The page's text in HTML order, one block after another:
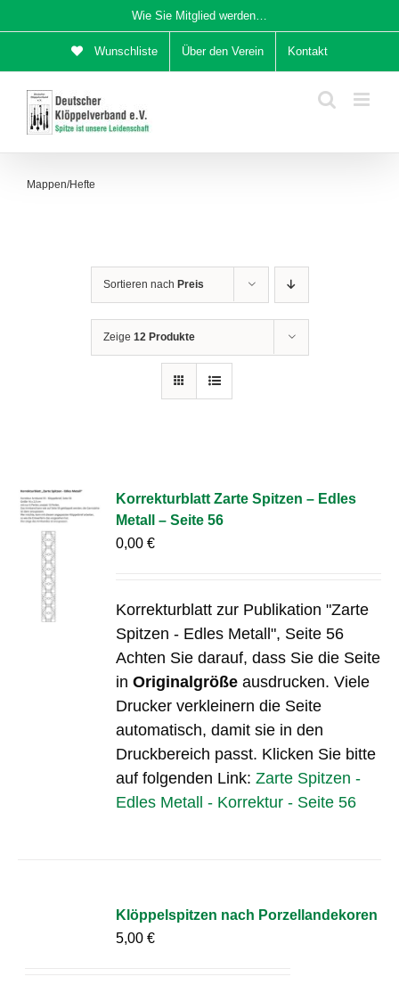
Inhalt
Wie Sie Mitglied werden…
Wunschliste Über den Verein Kontakt
Mappen/Hefte
Sortieren nach Preis
Zeige 12 Produkte
Korrekturblatt Zarte Spitzen – Edles
Metall – Seite 56
0,00€
Korrekturblatt zur Publikation "Zarte
Spitzen - Edles Metall", Seite 56
Achten Sie darauf, dass Sie die Seite
inOriginalgröße ausdrucken. Viele
Drucker verkleinern die Seite
automatisch, damit sie in den
Druckbereich passt. Klicken Sie bitte
auf folgenden Link:Zarte Spitzen -
Edles Metall - Korrektur - Seite 56
Klöppelspitzen nach Porzellandekoren
5,00€